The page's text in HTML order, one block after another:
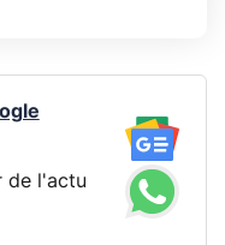
de l'actu